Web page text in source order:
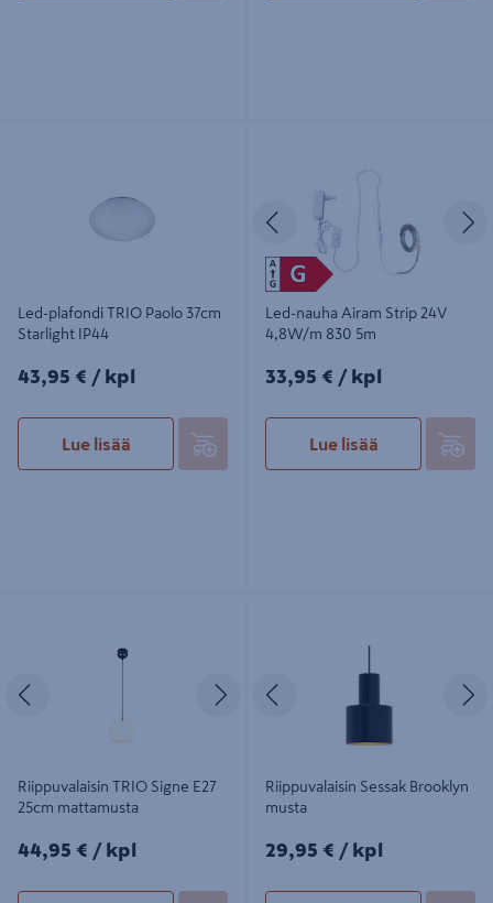
Led-plafondi TRIO Paolo 37cm
Starlight IP44
43,95€/kpl
43,95 € / kpl
Lue lisää
Edellinen
Led-nauha Airam Strip 24V
4,8W/m 830 5m
33,95€/kpl
33,95 € / kpl
Lue lisää
Seuraava
Riippuvalaisin TRIO Signe E27
25cm mattamusta
44,95€/kpl
44,95 € / kpl
Riippuvalaisin Sessak Brooklyn
musta
29,95€/kpl
29,95 € / kpl